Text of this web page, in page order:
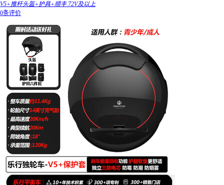
V5+推杆头盔+护具+顺丰 72V及以上
0条评价